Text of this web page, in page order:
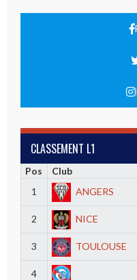
CLASSEMENT L1
Pos Club
1
ANGERS
2 NICE
3 TOULOUSE
4